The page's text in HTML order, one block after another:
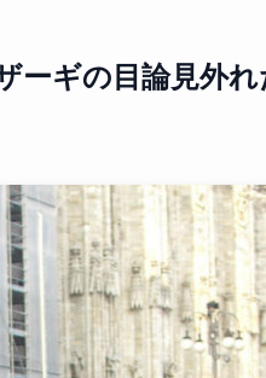
ーギの目論見外